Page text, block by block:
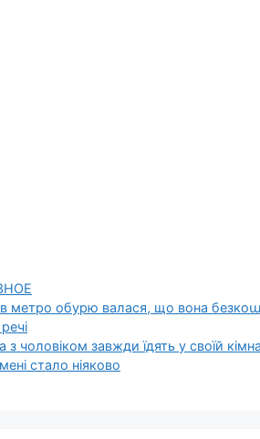
метро обурю валася, що вона
з чоловіком завжди їдять у своїй
стало ніяково